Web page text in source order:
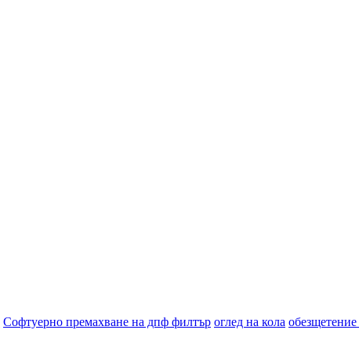
Софтуерно премахване на дпф филтър оглед на кола